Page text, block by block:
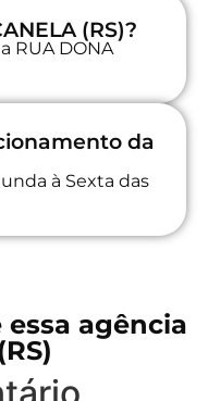
(RS)?
RUA DONA
da
à Sexta das
agência